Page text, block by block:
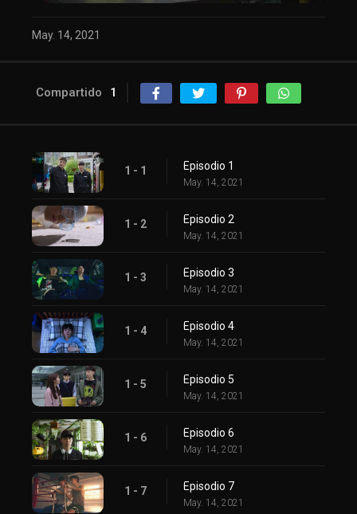
May. 14, 2021
Compartido 1
1 - 1 Episodio 1
May. 14, 2021
1 - 2 Episodio 2
May. 14, 2021
1 - 3 Episodio 3
May. 14, 2021
1 - 4 Episodio 4
May. 14, 2021
1 - 5 Episodio 5
May. 14, 2021
1 - 6 Episodio 6
May. 14, 2021
1 - 7 Episodio 7
May. 14, 2021